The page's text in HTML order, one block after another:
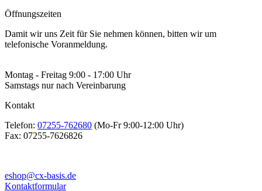
Öffnungszeiten
Damit wir uns Zeit für Sie nehmen können, bitten wir um
telefonische Voranmeldung.
Montag - Freitag 9:00 - 17:00 Uhr
Samstags nur nach Vereinbarung
Kontakt
Telefon: 07255-762680 (Mo-Fr 9:00-12:00 Uhr)
Fax: 07255-7626826
eshop@cx-basis.de
Kontaktformular